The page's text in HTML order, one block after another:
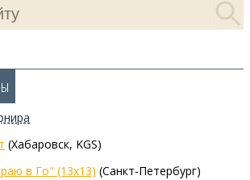
(Хабаровск, KGS)
в Го" (13х13) (Санкт-Петербург)